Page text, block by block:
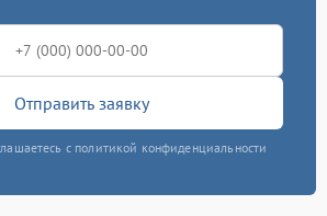
Отправить заявку
с политикой конфиденциальности